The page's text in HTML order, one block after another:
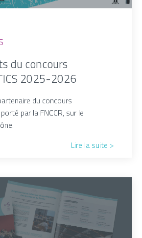
du concours
ECOLOUSTICS 2025-2026
du concours
porté par la FNCCR, sur le
Lire la suite >